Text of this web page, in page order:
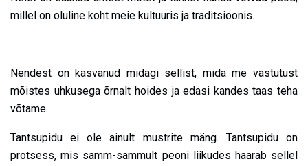
millel on oluline koht meie kultuuris ja traditsioonis.
Nendest on kasvanud midagi sellist, mida me vastutust
mõistes uhkusega õrnalt hoides ja edasi kandes taas teha
võtame.
Tantsupidu ei ole ainult mustrite mäng. Tantsupidu on
protsess, mis samm-sammult peoni liikudes haarab sellel